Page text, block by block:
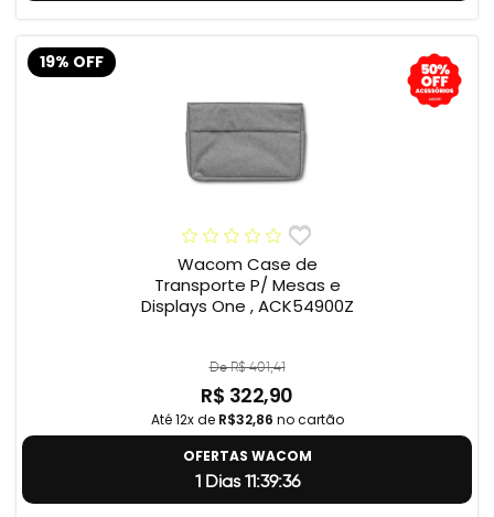
19% OFF
Wacom Case de
Transporte P/ Mesas e
Displays One , ACK54900Z
De R$ 401,41
R$ 322,90
Até 12x de R$32,86 no cartão
OFERTAS WACOM
1 Dias 11:39:35